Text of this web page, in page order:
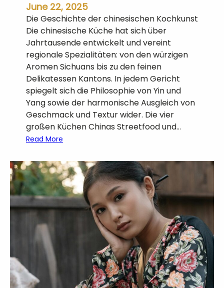
d
u
r
c
h
A
s
i
a
-
f
f
e
t
s
June 22, 2025
Die Geschichte der chinesischen Kochkunst
Die chinesische Küche hat sich über
Jahrtausende entwickelt und vereint
regionale Spezialitäten: von den würzigen
Aromen Sichuans bis zu den feinen
Delikatessen Kantons. In jedem Gericht
spiegelt sich die Philosophie von Yin und
Yang sowie der harmonische Ausgleich von
Geschmack und Textur wider. Die vier
großen Küchen Chinas Streetfood und…
Read More
u
l
i
n
a